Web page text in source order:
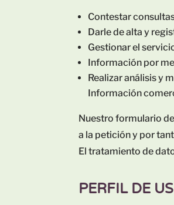
Contestar
Darle de alta y
Gestionar el
Información por
Realizar análisis y
Información
Nuestro formulario
a la petición y por
El tratamiento de
PERFIL DE